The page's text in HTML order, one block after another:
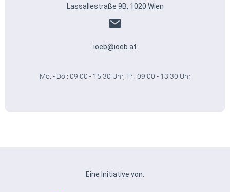
Lassallestraße 9B, 1020 Wien
ioeb@ioeb.at
Mo. - Do.: 09:00 - 15:30 Uhr, Fr.: 09:00 - 13:30 Uhr
Eine Initiative von: